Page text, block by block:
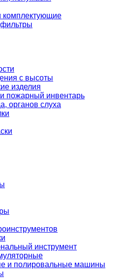
комплектующие
с высоты
изделия
пожарный инвентарь
органов слуха
инструмент
и полировальные машины